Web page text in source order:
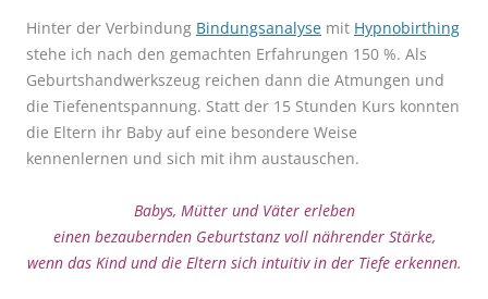
Hinter der Verbindung Bindungsanalyse mit Hypnobirthing
stehe ich nach den gemachten Erfahrungen 150 %. Als
Geburtshandwerkszeug reichen dann die Atmungen und
die Tiefenentspannung. Statt der 15 Stunden Kurs konnten
die Eltern ihr Baby auf eine besondere Weise
kennenlernen und sich mit ihm austauschen.
Babys, Mütter und Väter erleben
einen bezaubernden Geburtstanz voll nährender Stärke,
wenn das Kind und die Eltern sich intuitiv in der Tiefe erkennen.